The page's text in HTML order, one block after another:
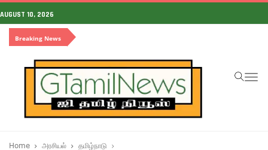
AUGUST 10, 2026
Breaking News
Home அரசியல்
தமிழ்நாடு